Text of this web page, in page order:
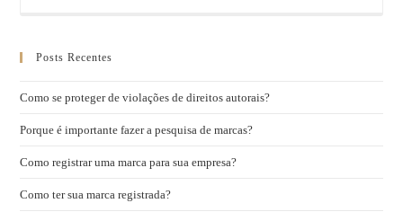
Posts Recentes
Como se proteger de violações de direitos autorais?
Porque é importante fazer a pesquisa de marcas?
Como registrar uma marca para sua empresa?
Como ter sua marca registrada?